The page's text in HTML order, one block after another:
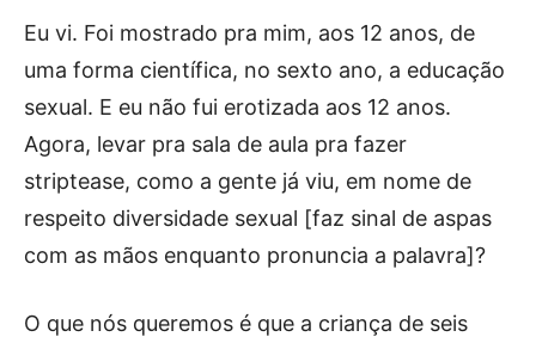
Eu vi. Foi mostrado pra mim, aos 12 anos, de
uma forma científica, no sexto ano, a educação
sexual. E eu não fui erotizada aos 12 anos.
Agora, levar pra sala de aula pra fazer
striptease, como a gente já viu, em nome de
respeito diversidade sexual [faz sinal de aspas
com as mãos enquanto pronuncia a palavra]?
O que nós queremos é que a criança de seis